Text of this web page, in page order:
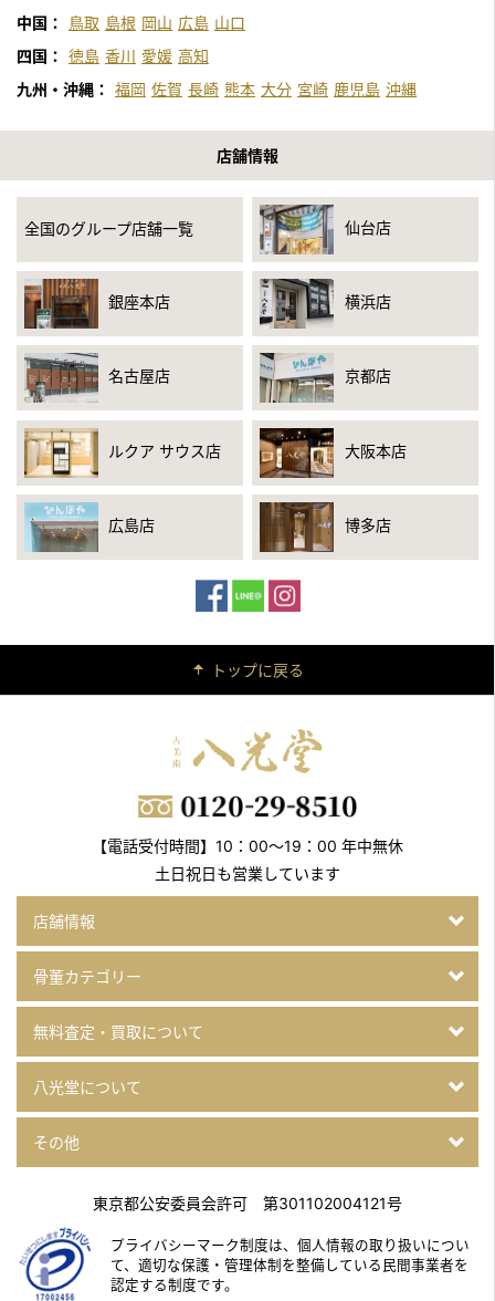
中国：
鳥取 島根 岡山 広島 山口
四国： 徳島 香川 愛媛 高知
九州・沖縄： 福岡 佐賀 長崎 熊本 大分 宮崎 鹿児島 沖縄
店舗情報
全国のグループ店舗一覧 仙台店
銀座本店 横浜店
名古屋店 京都店
ルクア サウス店 大阪本店
広島店 博多店
トップに戻る
【電話受付時間】10：00～19：00 年中無休
土日祝日も営業しています
店舗情報
骨董カテゴリー
無料査定・買取について
八光堂について
その他
東京都公安委員会許可 第301102004121号
プライバシーマーク制度は、個人情報の取り扱いについ
て、適切な保護・管理体制を整備している民間事業者を
認定する制度です。